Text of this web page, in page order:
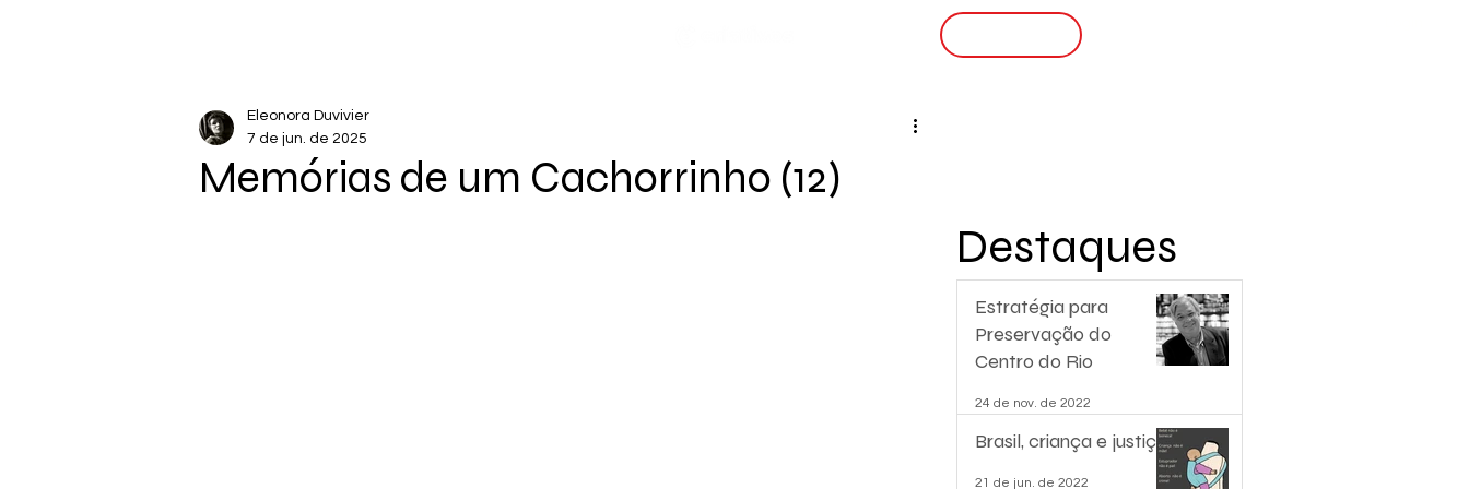
Memórias de um Cachorrinho (12)
Eleonora Duvivier
7 de jun. de 2025
Estratégia para
Preservação do
Centro do Rio
24 de nov. de 2022
Brasil, criança e justiça.
21 de jun. de 2022
Destaques